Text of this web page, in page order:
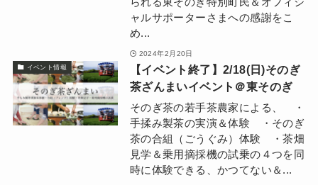
ャルサポーターさまへの感謝をこ
め...
2024年2月20日
イベント情報
【イベント終了】2/18(日)そのぎ
茶ざんまいイベント＠東そのぎ
そのぎ茶の若手茶農家による、 ・
手揉み製茶の実演＆体験 ・そのぎ
茶の合組（ごうぐみ）体験 ・茶畑
見学＆乗用摘採機の試乗の４つを同
時に体験できる、かつてない＆...